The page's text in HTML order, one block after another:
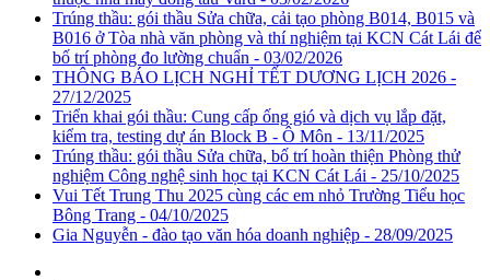
Trúng thầu: gói thầu Sửa chữa, cải tạo phòng B014, B015 và
B016 ở Tòa nhà văn phòng và thí nghiệm tại KCN Cát Lái để
bố trí phòng đo lường chuẩn - 03/02/2026
THÔNG BÁO LỊCH NGHỈ TẾT DƯƠNG LỊCH 2026 -
27/12/2025
Triển khai gói thầu: Cung cấp ống gió và dịch vụ lắp đặt,
kiểm tra, testing dự án Block B - Ô Môn - 13/11/2025
Trúng thầu: gói thầu Sửa chữa, bố trí hoàn thiện Phòng thử
nghiệm Công nghệ sinh học tại KCN Cát Lái - 25/10/2025
Vui Tết Trung Thu 2025 cùng các em nhỏ Trường Tiểu học
Bông Trang - 04/10/2025
Gia Nguyễn - đào tạo văn hóa doanh nghiệp - 28/09/2025